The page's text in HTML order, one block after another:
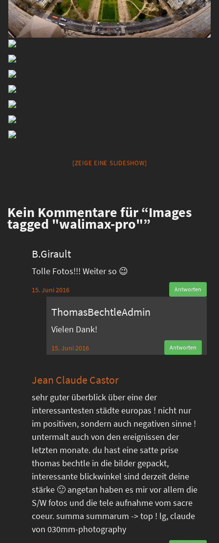
[ZEIGE EINE SLIDESHOW]
Kein Kommentare für “Images
tagged "walimax-pro"”
B.Girault
Tolle Fotos!!! Weiter so 😉
15. Juni 2016 Antworten
ThomasBechtleAdmin
Vielen Dank!
15. Juni 2016 Antworten
Jean Claude Castor
sehr guter überblick über eine der
interessantesten städte europas ! nicht nur
im positiven, sondern auch negativen sinne !
untermalt auch von den ereignissen der
letzten monate. du hast eine satte prise
thomas bechtle in die bilder gepackt,
interessante blickwinkel sind derzeit deine
stärke 🙂 angetan haben es mir vor allem die
S/W fotos und die tele aufnahme vom sacre
coeur. summa summarum -> top ! lg, claude
von 030mm-photography